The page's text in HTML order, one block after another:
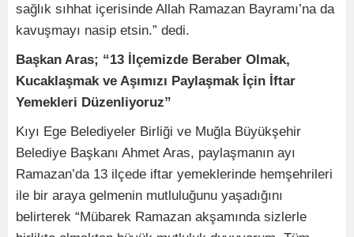
sağlık sıhhat içerisinde Allah Ramazan Bayramı’na da
kavuşmayı nasip etsin.” dedi.
Başkan Aras; “13 İlçemizde Beraber Olmak,
Kucaklaşmak ve Aşımızı Paylaşmak İçin İftar
Yemekleri Düzenliyoruz”
Kıyı Ege Belediyeler Birliği ve Muğla Büyükşehir
Belediye Başkanı Ahmet Aras, paylaşmanın ayı
Ramazan’da 13 ilçede iftar yemeklerinde hemşehrileri
ile bir araya gelmenin mutluluğunu yaşadığını
belirterek “Mübarek Ramazan akşamında sizlerle